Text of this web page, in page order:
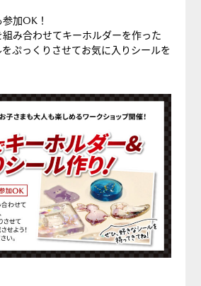
加OK！
み合わせてキーホルダーを作った
ぷっくりさせてお気に入りシールを